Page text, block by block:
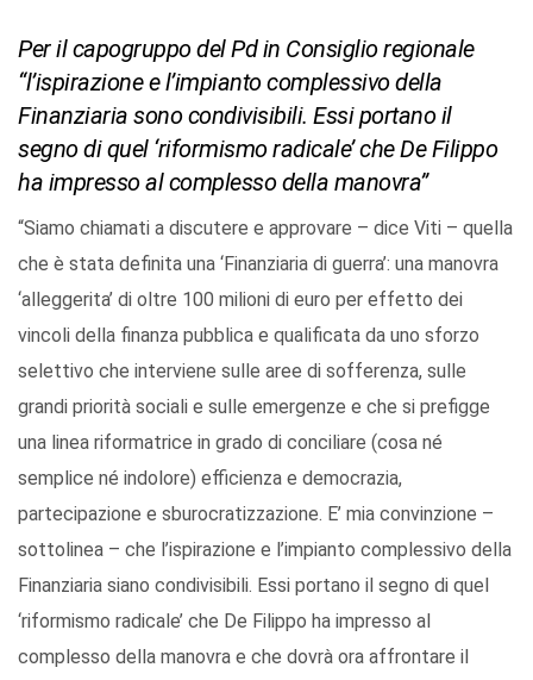
Per il capogruppo del Pd in Consiglio regionale
“l’ispirazione e l’impianto complessivo della
Finanziaria sono condivisibili. Essi portano il
segno di quel ‘riformismo radicale’ che De Filippo
ha impresso al complesso della manovra”
“Siamo chiamati a discutere e approvare – dice Viti – quella
che è stata definita una ‘Finanziaria di guerra’: una manovra
‘alleggerita’ di oltre 100 milioni di euro per effetto dei
vincoli della finanza pubblica e qualificata da uno sforzo
selettivo che interviene sulle aree di sofferenza, sulle
grandi priorità sociali e sulle emergenze e che si prefigge
una linea riformatrice in grado di conciliare (cosa né
semplice né indolore) efficienza e democrazia,
partecipazione e sburocratizzazione. E’ mia convinzione –
sottolinea – che l’ispirazione e l’impianto complessivo della
Finanziaria siano condivisibili. Essi portano il segno di quel
‘riformismo radicale’ che De Filippo ha impresso al
complesso della manovra e che dovrà ora affrontare il